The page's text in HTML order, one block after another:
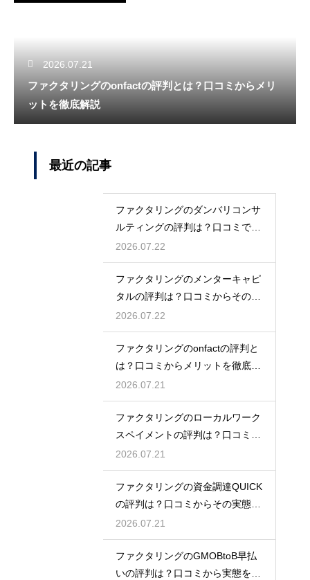
2026.07.21
ファクタリングのonfactの評判とは？口コミからメリ
ットを徹底解説
最近の記事
ファクタリングのダンバリコンサ
ルティングの評判は？口コミで実
態を解説
2026.07.22
ファクタリングのメンターキャピ
タルの評判は？口コミからその実
態を徹底解説
2026.07.22
ファクタリングのonfactの評判と
は？口コミからメリットを徹底解
説
2026.07.21
ファクタリングのローカルワーク
スペイメントの評判は？口コミで
実態を解説
2026.07.21
ファクタリングの資金調達QUICK
の評判は？口コミからその実態を
徹底解説
2026.07.21
ファクタリングのGMOBtoB早払
いの評判は？口コミから実態を徹